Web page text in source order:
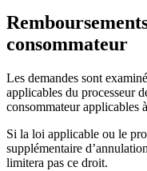
consommateur
Les demandes sont
applicables du processeur
consommateur applicables
Si la loi applicable ou le
supplémentaire
limitera pas ce droit.